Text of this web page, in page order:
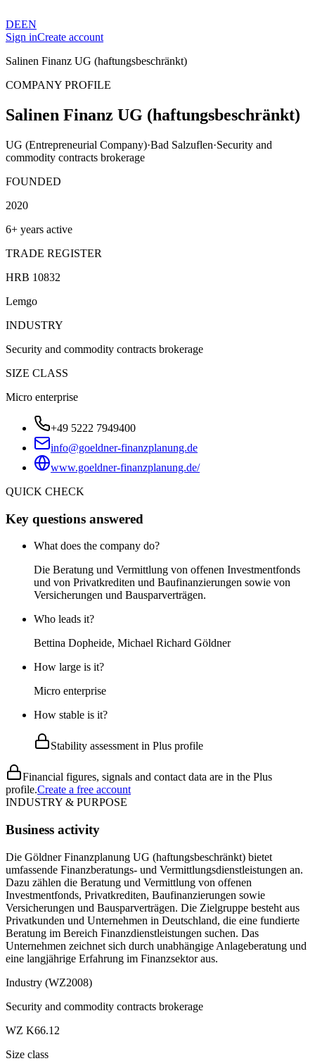
DEEN
Sign inCreate account
Salinen Finanz UG (haftungsbeschränkt)
COMPANY PROFILE
Salinen Finanz UG (haftungsbeschränkt)
UG (Entrepreneurial Company)·Bad Salzuflen·Security and
commodity contracts brokerage
FOUNDED
2020
6+ years active
TRADE REGISTER
HRB 10832
Lemgo
INDUSTRY
Security and commodity contracts brokerage
SIZE CLASS
Micro enterprise
+49 5222 7949400
info@goeldner-finanzplanung.de
www.goeldner-finanzplanung.de/
QUICK CHECK
Key questions answered
What does the company do?
Die Beratung und Vermittlung von offenen Investmentfonds
und von Privatkrediten und Baufinanzierungen sowie von
Versicherungen und Bausparverträgen.
Who leads it?
Bettina Dopheide, Michael Richard Göldner
How large is it?
Micro enterprise
How stable is it?
Stability assessment in Plus profile
Financial figures, signals and contact data are in the Plus
profile.Create a free account
INDUSTRY & PURPOSE
Business activity
Die Göldner Finanzplanung UG (haftungsbeschränkt) bietet
umfassende Finanzberatungs- und Vermittlungsdienstleistungen an.
Dazu zählen die Beratung und Vermittlung von offenen
Investmentfonds, Privatkrediten, Baufinanzierungen sowie
Versicherungen und Bausparverträgen. Die Zielgruppe besteht aus
Privatkunden und Unternehmen in Deutschland, die eine fundierte
Beratung im Bereich Finanzdienstleistungen suchen. Das
Unternehmen zeichnet sich durch unabhängige Anlageberatung und
eine langjährige Erfahrung im Finanzsektor aus.
Industry (WZ2008)
Security and commodity contracts brokerage
WZ K66.12
Size class